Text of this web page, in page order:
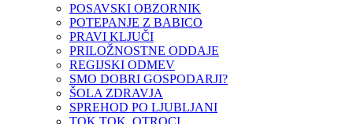
POSAVSKI OBZORNIK
POTEPANJE Z BABICO
PRAVI KLJUČI
PRILOŽNOSTNE ODDAJE
REGIJSKI ODMEV
SMO DOBRI GOSPODARJI?
ŠOLA ZDRAVJA
SPREHOD PO LJUBLJANI
TOK TOK, OTROCI